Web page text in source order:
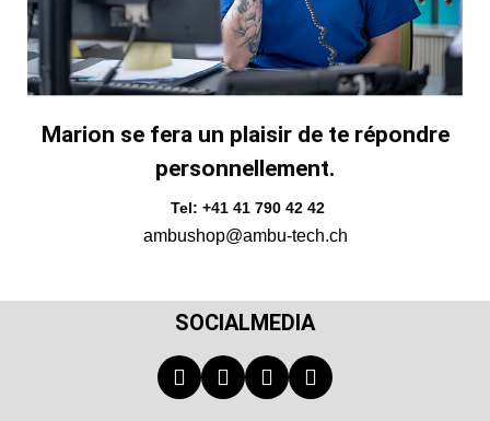
Marion se fera un plaisir de te répondre
personnellement.
Tel: +41 41 790 42 42
ambushop@ambu-tech.ch
SOCIALMEDIA